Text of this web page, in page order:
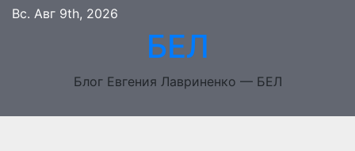
Перейти
Вс. Авг 9th, 2026
БЕЛ
Блог Евгения Лавриненко — БЕЛ